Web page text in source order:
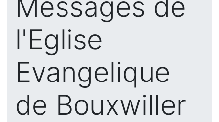
Messages de
l'Eglise
Evangelique
de Bouxwiller